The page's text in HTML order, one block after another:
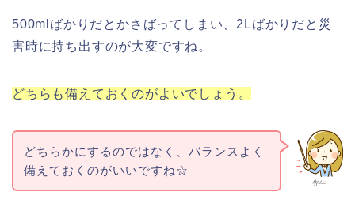
500mlばかりだとかさばってしまい、2Lばかりだと災
害時に持ち出すのが大変ですね。
どちらも備えておくのがよいでしょう。
先生
どちらかにするのではなく、バランスよく
備えておくのがいいですね☆